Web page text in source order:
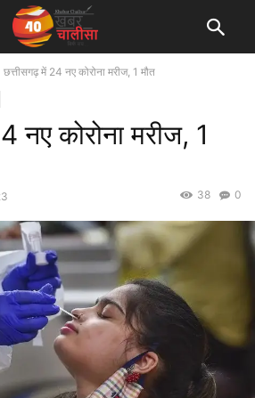
छत्तीसगढ़ में 24 नए कोरोना मरीज, 1 मौत
नए कोरोना मरीज, 1
0
38